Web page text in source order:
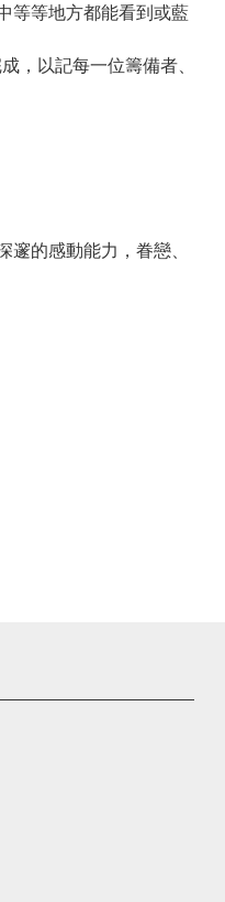
等等地方都能看到或藍
，以記每一位籌備者、
的感動能力，眷戀、